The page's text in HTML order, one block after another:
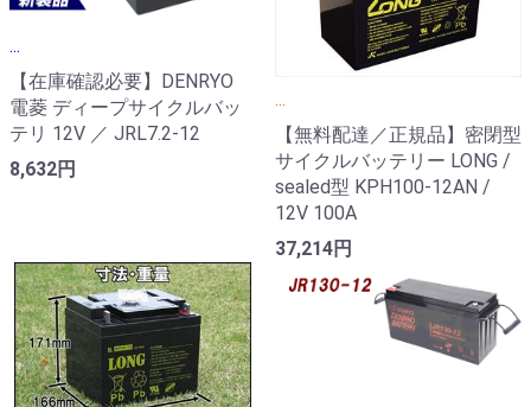
...
【在庫確認必要】DENRYO
電菱 ディープサイクルバッ
テリ 12V ／ JRL7.2-12
8,632円
...
【無料配達／正規品】密閉型
サイクルバッテリー LONG /
sealed型 KPH100-12AN /
12V 100A
37,214円